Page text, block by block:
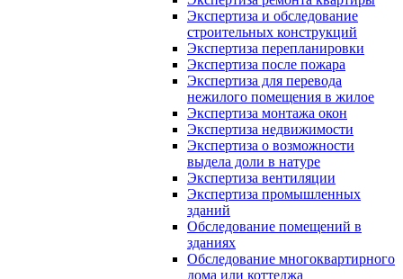
Экспертиза и обследование
строительных конструкций
Экспертиза перепланировки
Экспертиза после пожара
Экспертиза для перевода
нежилого помещения в жилое
Экспертиза монтажа окон
Экспертиза недвижимости
Экспертиза о возможности
выдела доли в натуре
Экспертиза вентиляции
Экспертиза промышленных
зданий
Обследование помещений в
зданиях
Обследование многоквартирного
дома или коттеджа